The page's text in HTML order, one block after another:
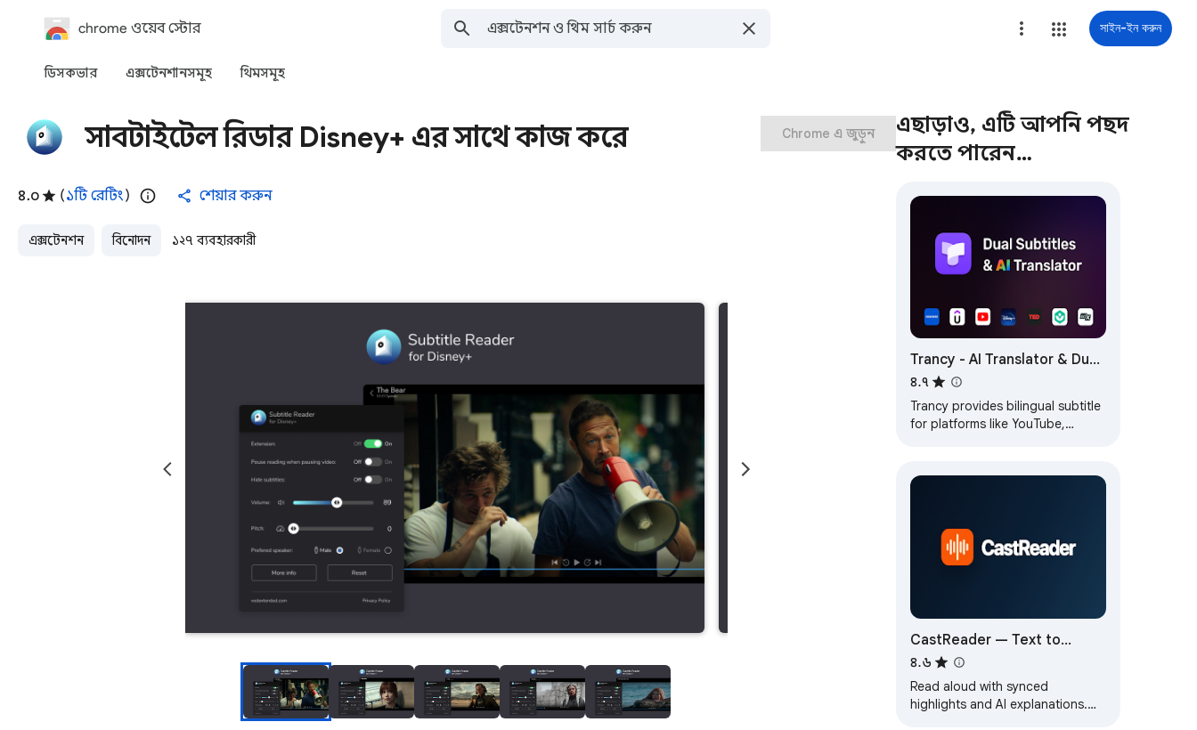
chrome ওয়েব স্টোর সাইন-ইন করুন
ডিসকভার এক্সটেনশানসমূহ থিমসমূহ
সাবটাইটেল রিডার Disney+ এর সাথে কাজ করে
৪.০ (১টি রেটিং) শেয়ার করুন
এক্সটেনশন বিনোদন ১২৭ ব্যবহারকারী
Chrome এ জুড়ুন
এছাড়াও, এটি আপনি পছন্দ
করতে পারেন…
Trancy - AI Translator & Dual
Subtitles
৪.৭
Trancy provides bilingual subtitle
for platforms like YouTube,
CastReader — Text to
Speech, Read Aloud + AI
Explain
৪.৬
Read aloud with synced
highlights and AI explanations.